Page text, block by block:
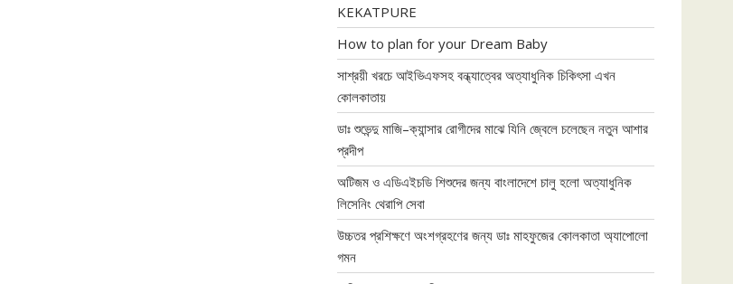
KEKATPURE
How to plan for your Dream Baby
সাশ্রয়ী খরচে আইভিএফসহ বন্ধ্যাত্বের অত্যাধুনিক চিকিৎসা এখন
কোলকাতায়
ডাঃ শুভেন্দু মাজি–ক্যান্সার রোগীদের মাঝে যিনি জ্বেলে চলেছেন নতুন আশার
প্রদীপ
অটিজম ও এডিএইচডি শিশুদের জন্য বাংলাদেশে চালু হলো অত্যাধুনিক
লিসেনিং থেরাপি সেবা
উচ্চতর প্রশিক্ষণে অংশগ্রহণের জন্য ডাঃ মাহফুজের কোলকাতা অ্যাপোলো
গমন